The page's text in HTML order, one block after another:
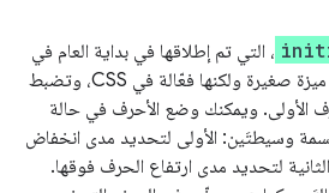
، التي تم إطلاقها في بداية العام في
الإصدار 110 من Chrome، ميزة صغيرة ولكنها فعّالة في CSS، وتضبط
الأولى. ويمكنك وضع الأحرف في حالة
وسيطتَين: الأولى لتحديد مدى انخفاض
لتحديد مدى ارتفاع الحرف فوقها.